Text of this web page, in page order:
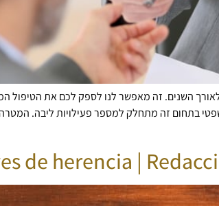
השנים. זה מאפשר לנו לספק לכם את הטיפול
בתחום זה מתחלק למספר פעילויות ליבה. המטרה
de herencia |